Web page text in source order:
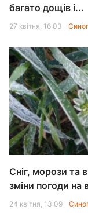
багато дощів і...
27 квітня, 16:03
Сніг, морози та
зміни погоди на
24 квітня, 13:09